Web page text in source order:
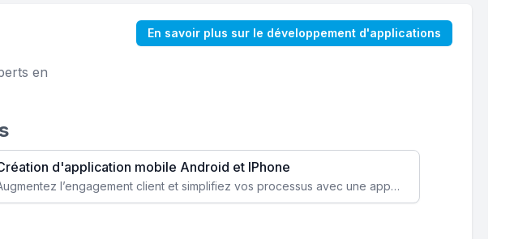
En savoir plus sur le développement d'applications
en
d'application mobile Android et IPhone
Augmentez l’engagement client et simplifiez vos processus avec une application mobile sur mesure, disponible sur iOS et Android.